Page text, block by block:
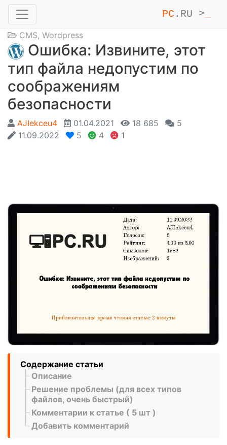
PC .RU >
CMS, Wordpress
Ошибка: Извините, этот
тип файла недопустим по
соображениям
безопасности
AJIekceu4 01.04.2021 18 685
5
11.09.2022
5 4 1
Содержание статьи
Описание
Решение проблемы (для всех типов
файлов, очень быстрый)
Комментарии к статье ( 5 шт )
Добавить комментарий